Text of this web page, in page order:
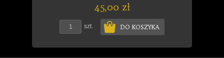
45,00 zł
szt. DO KOSZYKA